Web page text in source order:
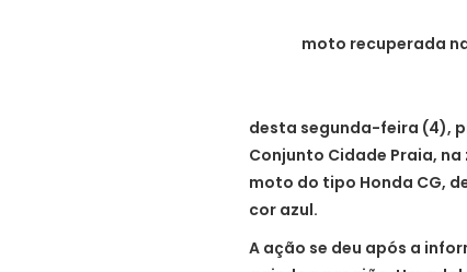
moto recuperada
desta segunda-feira (4),
Conjunto Cidade Praia,
moto do tipo Honda CG,
cor azul.
A ação se deu após a